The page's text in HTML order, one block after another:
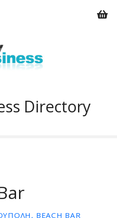
Directory
BEACH BAR